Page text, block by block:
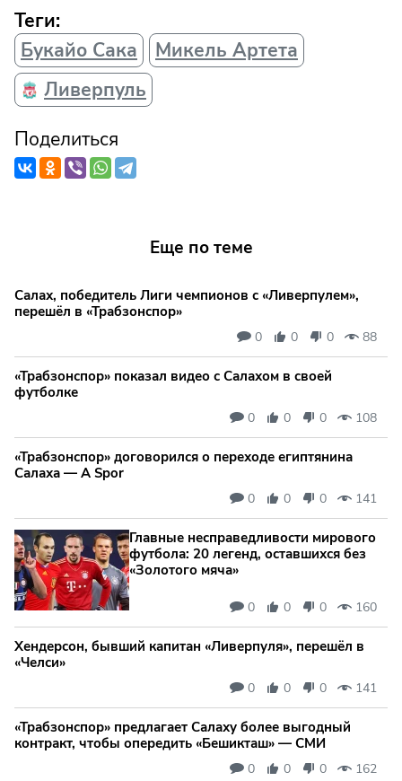
Теги:
Букайо Сака
Микель Артета
Ливерпуль
Поделиться
Еще по теме
Салах, победитель Лиги чемпионов с «Ливерпулем»,
перешёл в «Трабзонспор»
0 0 0 88
«Трабзонспор» показал видео с Салахом в своей
футболке
0 0 0 108
«Трабзонспор» договорился о переходе египтянина
Салаха — A Spor
0 0 0 141
Главные несправедливости мирового
футбола: 20 легенд, оставшихся без
«Золотого мяча»
0 0 0 160
Хендерсон, бывший капитан «Ливерпуля», перешёл в
«Челси»
0 0 0 141
«Трабзонспор» предлагает Салаху более выгодный
контракт, чтобы опередить «Бешикташ» — СМИ
0 0 0 162